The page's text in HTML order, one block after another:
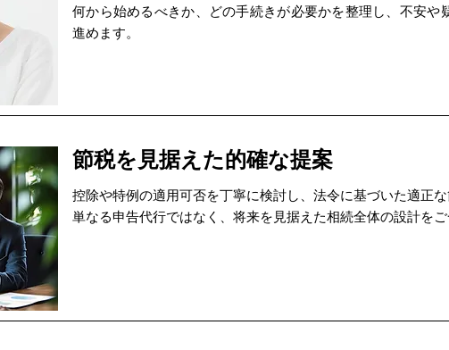
何から始めるべきか、どの手続きが必要かを整理し、不安や
進めます。
節税を見据えた的確な提案
控除や特例の適用可否を丁寧に検討し、法令に基づいた適正な
単なる申告代行ではなく、将来を見据えた相続全体の設計をご